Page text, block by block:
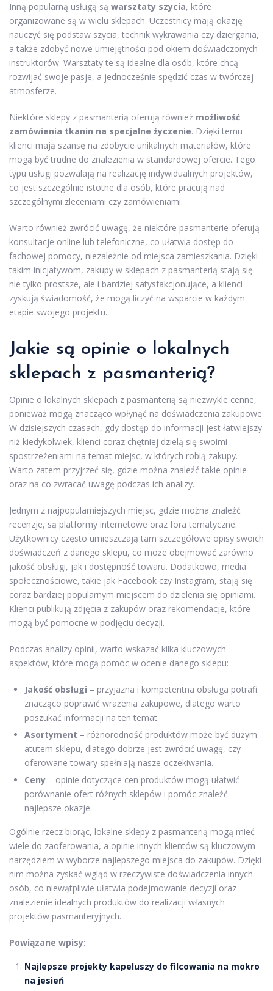
Inną popularną usługą są warsztaty szycia, które
organizowane są w wielu sklepach. Uczestnicy mają okazję
nauczyć się podstaw szycia, technik wykrawania czy dziergania,
a także zdobyć nowe umiejętności pod okiem doświadczonych
instruktorów. Warsztaty te są idealne dla osób, które chcą
rozwijać swoje pasje, a jednocześnie spędzić czas w twórczej
atmosferze.
Niektóre sklepy z pasmanterią oferują również możliwość
zamówienia tkanin na specjalne życzenie. Dzięki temu
klienci mają szansę na zdobycie unikalnych materiałów, które
mogą być trudne do znalezienia w standardowej ofercie. Tego
typu usługi pozwalają na realizację indywidualnych projektów,
co jest szczególnie istotne dla osób, które pracują nad
szczególnymi zleceniami czy zamówieniami.
Warto również zwrócić uwagę, że niektóre pasmanterie oferują
konsultacje online lub telefoniczne, co ułatwia dostęp do
fachowej pomocy, niezależnie od miejsca zamieszkania. Dzięki
takim inicjatywom, zakupy w sklepach z pasmanterią stają się
nie tylko prostsze, ale i bardziej satysfakcjonujące, a klienci
zyskują świadomość, że mogą liczyć na wsparcie w każdym
etapie swojego projektu.
Jakie są opinie o lokalnych
sklepach z pasmanterią?
Opinie o lokalnych sklepach z pasmanterią są niezwykle cenne,
ponieważ mogą znacząco wpłynąć na doświadczenia zakupowe.
W dzisiejszych czasach, gdy dostęp do informacji jest łatwiejszy
niż kiedykolwiek, klienci coraz chętniej dzielą się swoimi
spostrzeżeniami na temat miejsc, w których robią zakupy.
Warto zatem przyjrzeć się, gdzie można znaleźć takie opinie
oraz na co zwracać uwagę podczas ich analizy.
Jednym z najpopularniejszych miejsc, gdzie można znaleźć
recenzje, są platformy internetowe oraz fora tematyczne.
Użytkownicy często umieszczają tam szczegółowe opisy swoich
doświadczeń z danego sklepu, co może obejmować zarówno
jakość obsługi, jak i dostępność towaru. Dodatkowo, media
społecznościowe, takie jak Facebook czy Instagram, stają się
coraz bardziej popularnym miejscem do dzielenia się opiniami.
Klienci publikują zdjęcia z zakupów oraz rekomendacje, które
mogą być pomocne w podjęciu decyzji.
Podczas analizy opinii, warto wskazać kilka kluczowych
aspektów, które mogą pomóc w ocenie danego sklepu:
Jakość obsługi – przyjazna i kompetentna obsługa potrafi
znacząco poprawić wrażenia zakupowe, dlatego warto
poszukać informacji na ten temat.
Asortyment – różnorodność produktów może być dużym
atutem sklepu, dlatego dobrze jest zwrócić uwagę, czy
oferowane towary spełniają nasze oczekiwania.
Ceny – opinie dotyczące cen produktów mogą ułatwić
porównanie ofert różnych sklepów i pomóc znaleźć
najlepsze okazje.
Ogólnie rzecz biorąc, lokalne sklepy z pasmanterią mogą mieć
wiele do zaoferowania, a opinie innych klientów są kluczowym
narzędziem w wyborze najlepszego miejsca do zakupów. Dzięki
nim można zyskać wgląd w rzeczywiste doświadczenia innych
osób, co niewątpliwie ułatwia podejmowanie decyzji oraz
znalezienie idealnych produktów do realizacji własnych
projektów pasmanteryjnych.
Powiązane wpisy:
Najlepsze projekty kapeluszy do filcowania na mokro
na jesień